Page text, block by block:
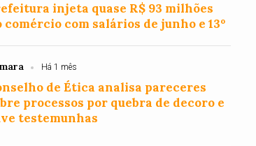
injeta quase R$ 93 milhões
comércio com salários de junho e 13º
Há 1 mês
de Ética analisa pareceres
processos por quebra de decoro e
testemunhas